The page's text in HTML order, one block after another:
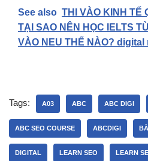
See also THI VÀO KINH TẾ
TẠI SAO NÊN HỌC IELTS
VÀO NEU THẾ NÀO?
Tags: A03 ABC ABC DIGI
ABC SEO COURSE ABCDIGI
DIGITAL LEARN SEO LEARN